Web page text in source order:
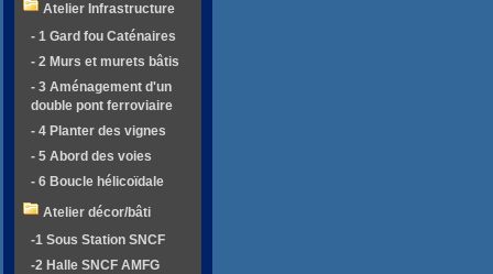
Atelier Infrastructure
- 1 Gard fou Caténaires
- 2 Murs et murets bâtis
- 3 Aménagement d'un
double pont ferroviaire
- 4 Planter des vignes
- 5 Abord des voies
- 6 Boucle hélicoïdale
Atelier décor/bâti
-1 Sous Station SNCF
-2 Halle SNCF AMFG